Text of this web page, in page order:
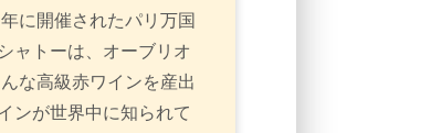
に開催されたパリ万国
ャトーは、オーブリオ
な高級赤ワインを産出
ンが世界中に知られて